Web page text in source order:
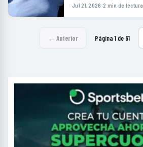
Jul 21, 2026 ·2 min de lectura
← Anterior Página 1 de 61